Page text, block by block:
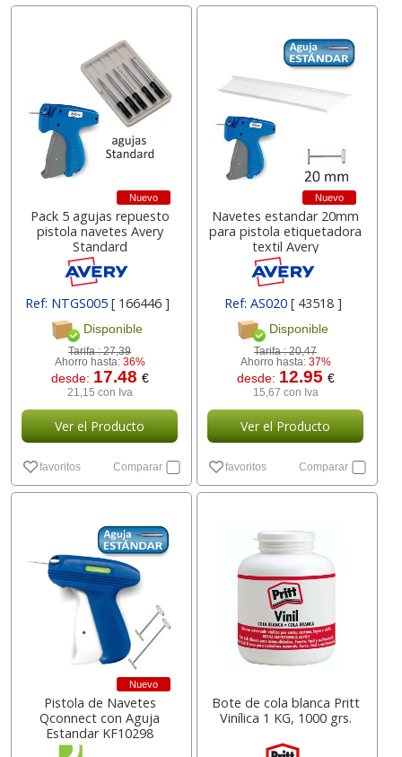
Nuevo
Pack 5 agujas repuesto
pistola navetes Avery
Standard
Ref: NTGS005 [ 166446 ]
Disponible
Tarifa :27,39
Ahorro hasta: 36%
desde: 17.48 €
21,15 con Iva
Ver el Producto
favoritos Comparar
Nuevo
Navetes estandar 20mm
para pistola etiquetadora
textil Avery
Ref: AS020 [ 43518 ]
Disponible
Tarifa :20,47
Ahorro hasta: 37%
desde: 12.95 €
15,67 con Iva
Ver el Producto
favoritos Comparar
Nuevo
Pistola de Navetes
Qconnect con Aguja
Estandar KF10298
Bote de cola blanca Pritt
Vinílica 1 KG, 1000 grs.